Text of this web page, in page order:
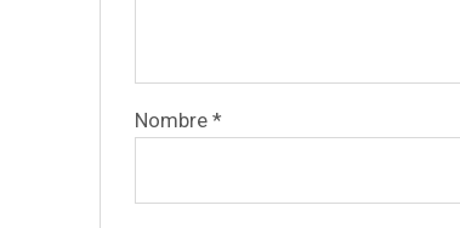
Nombre*